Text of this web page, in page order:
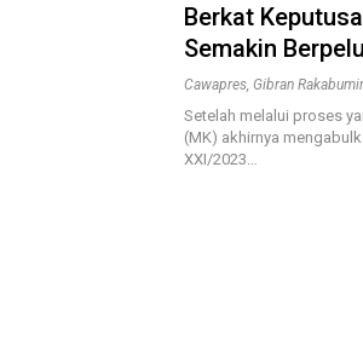
Berkat
Semakin
Cawapres Gibran
Setelah melalui proses
(MK) akhirnya
XXI/2023…